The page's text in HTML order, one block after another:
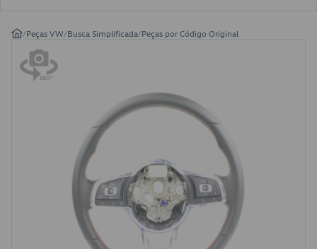
/Peças VW/Busca Simplificada/Peças por Código Original